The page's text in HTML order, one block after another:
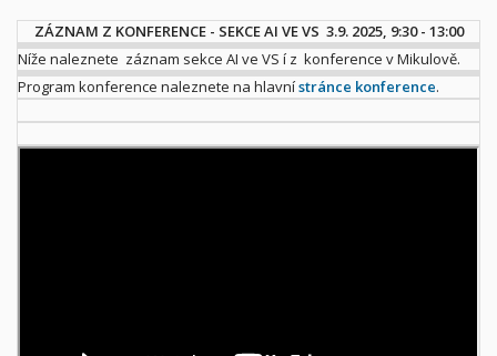
ZÁZNAM Z KONFERENCE - SEKCE AI VE VS 3.9. 2025, 9:30 - 13:00
Níže naleznete záznam sekce AI ve VS í z konference v Mikulově.
Program konference naleznete na hlavnístránce konference.